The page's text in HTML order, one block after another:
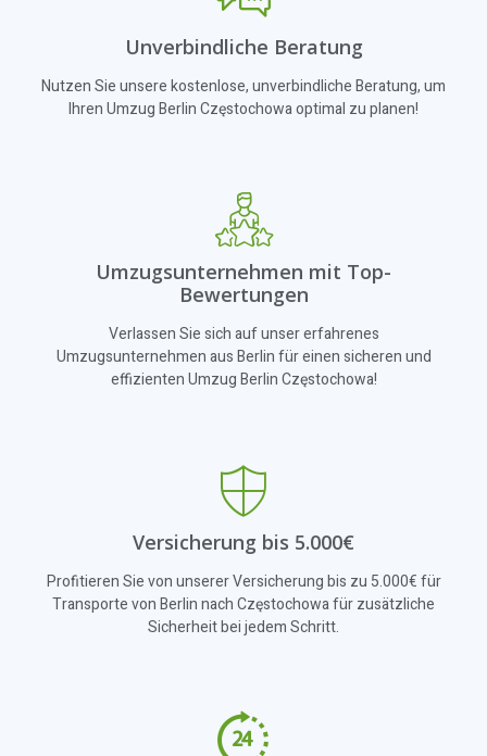
Unverbindliche Beratung
Nutzen Sie unsere kostenlose, unverbindliche Beratung, um
Ihren Umzug Berlin Częstochowa optimal zu planen!
Umzugsunternehmen mit Top-
Bewertungen
Verlassen Sie sich auf unser erfahrenes
Umzugsunternehmen aus Berlin für einen sicheren und
effizienten Umzug Berlin Częstochowa!
Versicherung bis 5.000€
Profitieren Sie von unserer Versicherung bis zu 5.000€ für
Transporte von Berlin nach Częstochowa für zusätzliche
Sicherheit bei jedem Schritt.